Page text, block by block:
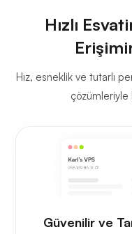
Hızlı
Hız, esneklik ve tutarlı
çözümleriyle
Güvenilir ve